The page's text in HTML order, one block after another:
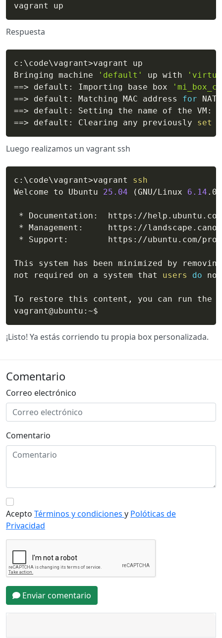
vagrant up
Respuesta
c: \code\vagrant>vagrant up
Bringing machine
'default' up with
==> default: Importing base box
==> default: Matching MAC address for
==>
==> default: Clearing any previously set
Luego realizamos un vagrant ssh
c: \code\vagrant>vagrant ssh
Welcome to Ubuntu 25.04 (GNU/Linux 6.14
* Documentation:  https://help.ubuntu.com
* Management:     https://
* Support:        https://ubuntu.com/pro
This system has been minimized by
not required on a system that users do
To restore this content, you can run the
vagrant@ubuntu:~$
¡Listo! Ya estás corriendo tu propia box personalizada.
Comentario
Correo electrónico
Comentario
Acepto Términos y condiciones y Polóticas de
Privacidad
Enviar comentario